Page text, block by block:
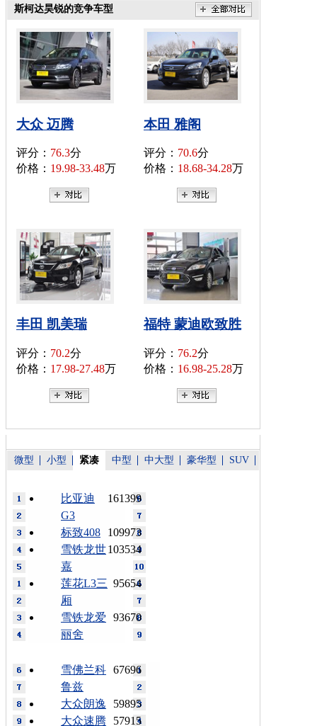
斯柯达昊锐的竞争车型
大众 迈腾
评分： 76.3分
价格： 19.98-33.48万
本田 雅阁
评分： 70.6分
价格： 18.68-34.28万
丰田 凯美瑞
评分： 70.2分
价格： 17.98-27.48万
福特 蒙迪欧致胜
评分： 76.2分
价格： 16.98-25.28万
微型 小型 紧凑 中型 中大型 豪华型 SUV
161399
比亚迪
G3
109973
标致408
103534
雪铁龙世
嘉
95654
莲花L3三
厢
93670
雪铁龙爱
丽舍
67696
雪佛兰科
鲁兹
59895
大众朗逸
57915
大众速腾